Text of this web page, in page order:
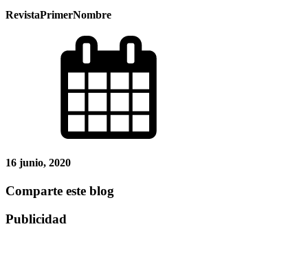
RevistaPrimerNombre
16 junio, 2020
Comparte este blog
Publicidad